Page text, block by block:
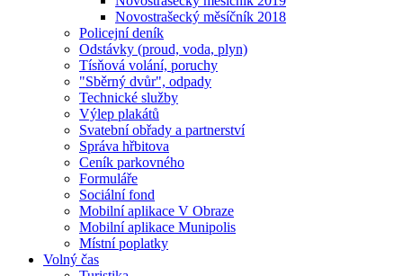
Novostrašecký měsíčník 2018
Policejní deník
Odstávky (proud, voda, plyn)
Tísňová volání, poruchy
"Sběrný dvůr", odpady
Technické služby
Výlep plakátů
Svatební obřady a partnerství
Správa hřbitova
Ceník parkovného
Formuláře
Sociální fond
Mobilní aplikace V Obraze
Mobilní aplikace Munipolis
Místní poplatky
Volný čas